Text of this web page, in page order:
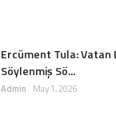
Ercüment Tula: Vatan
Söylenmiş Sö...
Admin May 1, 2026